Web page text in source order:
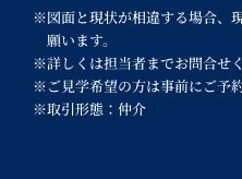
※図面と現状が相違する場合、
願います。
※詳しくは担当者までお問合せく
※ご見学希望の方は事前にご予
※取引形態：仲介